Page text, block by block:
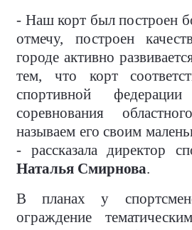
- Наш корт был построен
отмечу, построен
городе активно
тем, что корт
спортивной
соревнования
называем его своим
- рассказала директор
Наталья Смирнова.
В планах у
ограждение